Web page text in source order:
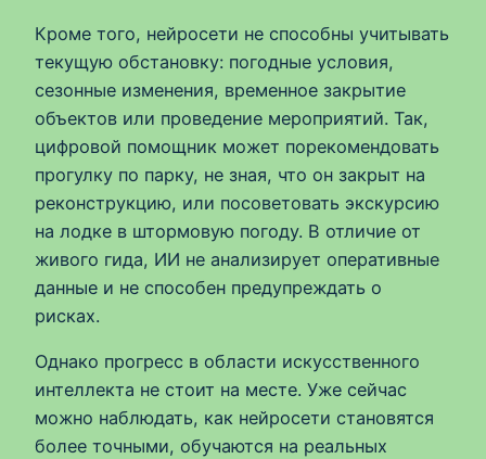
Кроме того, нейросети не способны учитывать
текущую обстановку: погодные условия,
сезонные изменения, временное закрытие
объектов или проведение мероприятий. Так,
цифровой помощник может порекомендовать
прогулку по парку, не зная, что он закрыт на
реконструкцию, или посоветовать экскурсию
на лодке в штормовую погоду. В отличие от
живого гида, ИИ не анализирует оперативные
данные и не способен предупреждать о
рисках.
Однако прогресс в области искусственного
интеллекта не стоит на месте. Уже сейчас
можно наблюдать, как нейросети становятся
более точными, обучаются на реальных